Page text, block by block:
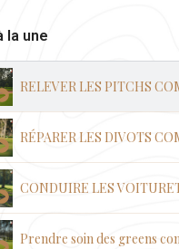
la une
RELEVER LES PITCHS
RÉPARER LES DIVOTS
CONDUIRE LES
Prendre soin des greens